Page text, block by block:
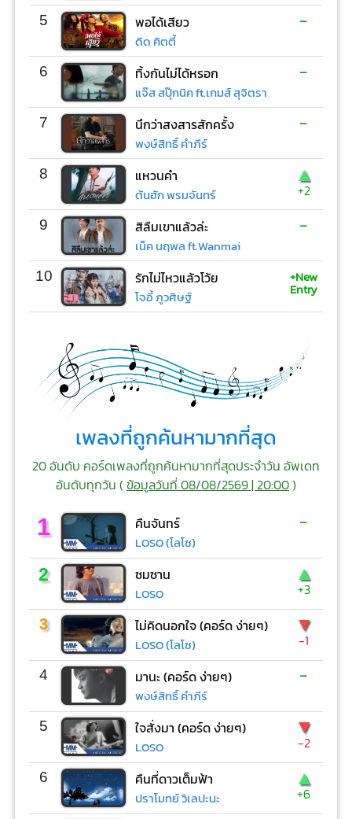
5 พอได้เสียว
ดิด คิตตี้
-
6 ทิ้งกันไม่ได้หรอก
แจ๊ส สปุ๊กนิค ft.เกมส์ สุจิตรา
-
7 นึกว่าสงสารสักครั้ง
พงษ์สิทธิ์ คำภีร์
-
8 แหวนคำ
ต้นฮัก พรมจันทร์
▲
+2
9 สิลืมเขาแล้วล่ะ
เน็ค นฤพล ft.Wanmai
-
10 รักไม่ไหวแล้วโว้ย
โจอี้ ภูวศิษฐ์
+New
Entry
เพลงที่ถูกค้นหามากที่สุด
20 อันดับ คอร์ดเพลงที่ถูกค้นหามากที่สุดประจำวัน อัพเดท
อันดับทุกวัน (ข้อมูลวันที่ 08/08/2569 | 20:00)
1 คืนจันทร์
LOSO (โลโซ)
-
2 ซมซาน
LOSO
▲
+3
3 ไม่คิดนอกใจ (คอร์ด ง่ายๆ)
LOSO (โลโซ)
▼
-1
4 มานะ (คอร์ด ง่ายๆ)
พงษ์สิทธิ์ คำภีร์
-
5 ใจสั่งมา (คอร์ด ง่ายๆ)
LOSO
▼
-2
6 คืนที่ดาวเต็มฟ้า
ปราโมทย์ วิเลปะนะ
▲
+6